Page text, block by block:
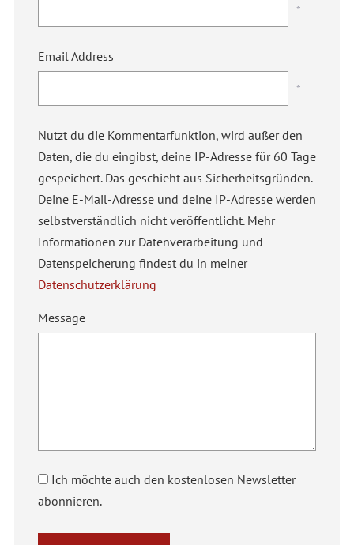
*
Email Address
*
Nutzt du die Kommentarfunktion, wird außer den
Daten, die du eingibst, deine IP-Adresse für 60 Tage
gespeichert. Das geschieht aus Sicherheitsgründen.
Deine E-Mail-Adresse und deine IP-Adresse werden
selbstverständlich nicht veröffentlicht. Mehr
Informationen zur Datenverarbeitung und
Datenspeicherung findest du in meiner
Datenschutzerklärung
Message
Ich möchte auch den kostenlosen Newsletter
abonnieren.